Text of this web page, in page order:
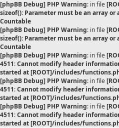
[phpBB Debug] PHP Warning: in file
sizeof(): Parameter must be an array
Countable
[phpBB Debug] PHP Warning: in file
sizeof(): Parameter must be an array
Countable
[phpBB Debug] PHP Warning: in file
4511:Cannot modify header
started at [ROOT]/includes/
[phpBB Debug] PHP Warning: in file
4511:Cannot modify header
started at [ROOT]/includes/
[phpBB Debug] PHP Warning: in file
4511:Cannot modify header
started at [ROOT]/includes/